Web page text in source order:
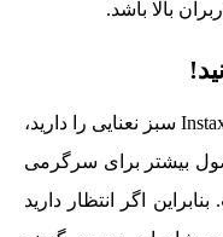
بالا باشد.
اگر قصد خرید دوربین فوجی Instax Mini 12 سبز نعنایی را دارید،
بیشتر برای سرگرمی
اگر انتظار دارید